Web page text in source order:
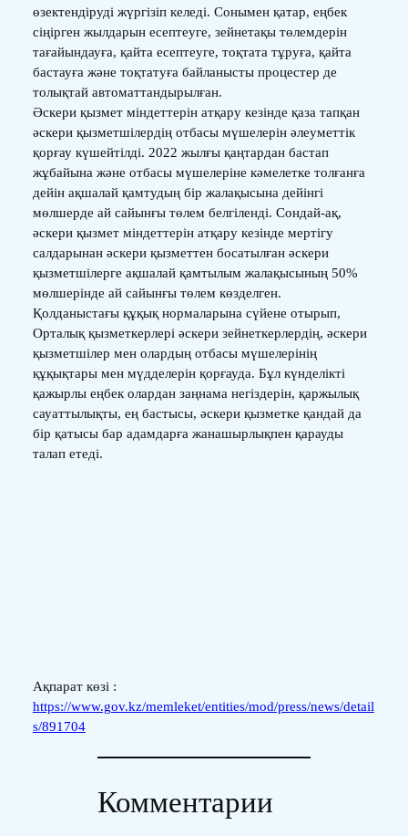
өзектендіруді жүргізіп келеді. Сонымен қатар, еңбек
сіңірген жылдарын есептеуге, зейнетақы төлемдерін
тағайындауға, қайта есептеуге, тоқтата тұруға, қайта
бастауға және тоқтатуға байланысты процестер де
толықтай автоматтандырылған.
Әскери қызмет міндеттерін атқару кезінде қаза тапқан
әскери қызметшілердің отбасы мүшелерін әлеуметтік
қорғау күшейтілді. 2022 жылғы қаңтардан бастап
жұбайына және отбасы мүшелеріне кәмелетке толғанға
дейін ақшалай қамтудың бір жалақысына дейінгі
мөлшерде ай сайынғы төлем белгіленді. Сондай-ақ,
әскери қызмет міндеттерін атқару кезінде мертігу
салдарынан әскери қызметтен босатылған әскери
қызметшілерге ақшалай қамтылым жалақысының 50%
мөлшерінде ай сайынғы төлем көзделген.
Қолданыстағы құқық нормаларына сүйене отырып,
Орталық қызметкерлері әскери зейнеткерлердің, әскери
қызметшілер мен олардың отбасы мүшелерінің
құқықтары мен мүдделерін қорғауда. Бұл күнделікті
қажырлы еңбек олардан заңнама негіздерін, қаржылық
сауаттылықты, ең бастысы, әскери қызметке қандай да
бір қатысы бар адамдарға жанашырлықпен қарауды
талап етеді.
Ақпарат көзі :
https://www.gov.kz/memleket/entities/mod/press/news/detail
s/891704
Комментарии